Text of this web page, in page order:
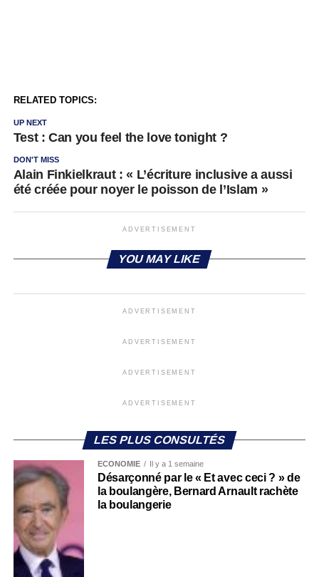
RELATED TOPICS:
UP NEXT
Test : Can you feel the love tonight ?
DON'T MISS
Alain Finkielkraut : « L’écriture inclusive a aussi
été créée pour noyer le poisson de l’Islam »
ADVERTISEMENT
YOU MAY LIKE
ADVERTISEMENT
ADVERTISEMENT
ADVERTISEMENT
ADVERTISEMENT
LES PLUS CONSULTÉS
ECONOMIE Il y a 1 semaine
Désarçonné par le « Et avec ceci ? » de
la boulangère, Bernard Arnault rachète
la boulangerie